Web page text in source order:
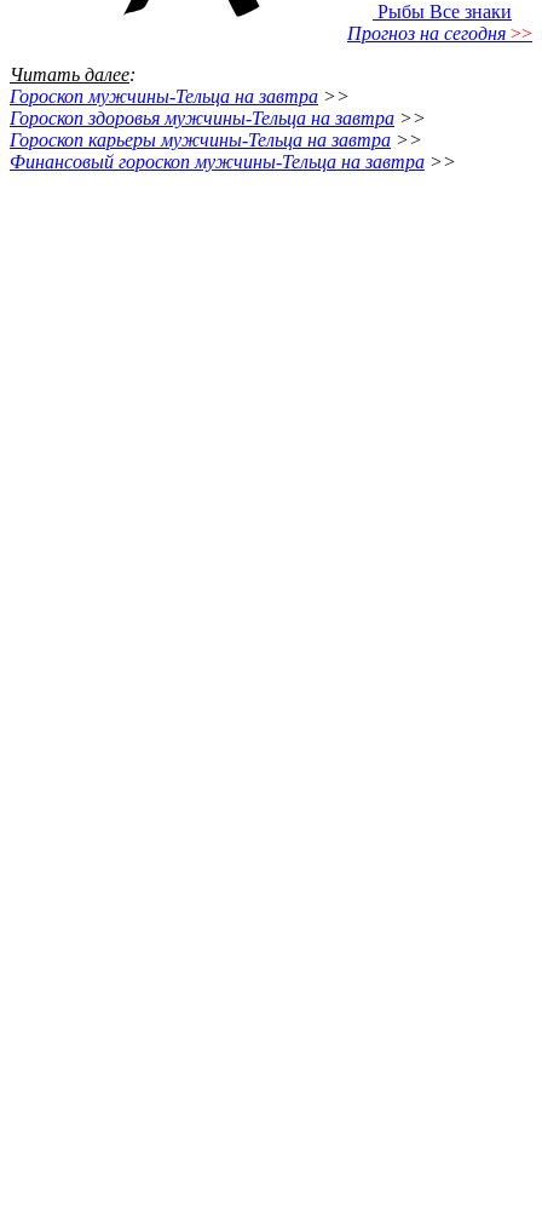
Рыбы Все знаки
Прогноз на сегодня >>
Читать далее:
Гороскоп мужчины-Тельца на завтра >>
Гороскоп здоровья мужчины-Тельца на завтра >>
Гороскоп карьеры мужчины-Тельца на завтра >>
Финансовый гороскоп мужчины-Тельца на завтра >>